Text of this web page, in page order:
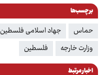
برچسب‌ها
حماس جهاد اسلامی فلسطین
وزارت خارجه
فلسطین
اخبار مرتبط